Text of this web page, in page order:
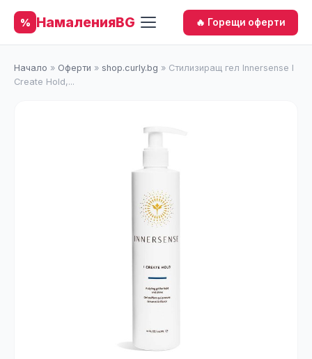
% НамаленияBG 🔥 Горещи оферти
Начало » Оферти » shop.curly.bg » Стилизиращ гел Innersense I
Create Hold,...